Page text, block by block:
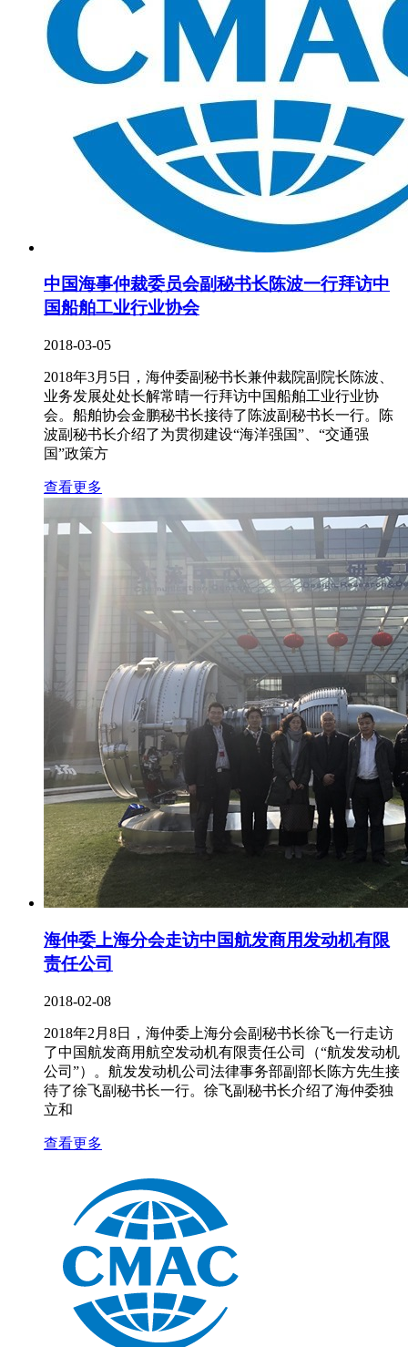
中国海事仲裁委员会副秘书长陈波一行拜访中
国船舶工业行业协会
2018-03-05
2018年3月5日，海仲委副秘书长兼仲裁院副院长陈波、
业务发展处处长解常晴一行拜访中国船舶工业行业协
会。船舶协会金鹏秘书长接待了陈波副秘书长一行。陈
波副秘书长介绍了为贯彻建设“海洋强国”、“交通强
国”政策方
查看更多
海仲委上海分会走访中国航发商用发动机有限
责任公司
2018-02-08
2018年2月8日，海仲委上海分会副秘书长徐飞一行走访
了中国航发商用航空发动机有限责任公司（“航发发动机
公司”）。航发发动机公司法律事务部副部长陈方先生接
待了徐飞副秘书长一行。徐飞副秘书长介绍了海仲委独
立和
查看更多